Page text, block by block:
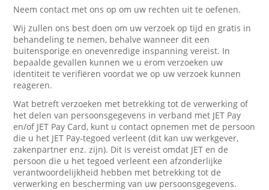
Neem contact met ons op om uw rechten uit te oefenen.
Wij zullen ons best doen om uw verzoek op tijd en gratis in
behandeling te nemen, behalve wanneer dit een
buitensporige en onevenredige inspanning vereist. In
bepaalde gevallen kunnen we u erom verzoeken uw
identiteit te verifiëren voordat we op uw verzoek kunnen
reageren.
Wat betreft verzoeken met betrekking tot de verwerking of
het delen van persoonsgegevens in verband met JET Pay
en/of JET Pay Card, kunt u contact opnemen met de persoon
die u het JET Pay-tegoed verleent (dit kan uw werkgever,
zakenpartner enz. zijn). Dit is vereist omdat JET en de
persoon die u het tegoed verleent een afzonderlijke
verantwoordelijkheid hebben met betrekking tot de
verwerking en bescherming van uw persoonsgegevens.